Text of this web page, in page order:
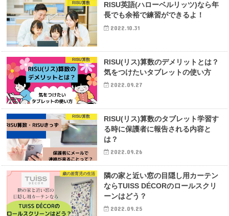
RISU算数
RISU英語(ハローベルリッツ)なら年
長でも余裕で練習ができるよ！
2022.10.31
RISU算数
RISU(リス)算数のデメリットとは？
気をつけたいタブレットの使い方
2022.09.27
RISU算数
RISU(リス)算数のタブレット学習す
る時に保護者に報告される内容と
は？
2022.09.26
歳の差育児の生活
隣の家と近い窓の目隠し用カーテン
ならTUISS DÉCORのロールスクリ
ーンはどう？
2022.09.25